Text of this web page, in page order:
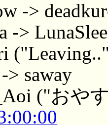
->
->
> saway
("おや